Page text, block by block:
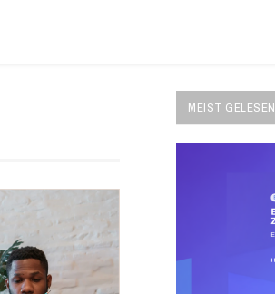
MEIST GELESEN